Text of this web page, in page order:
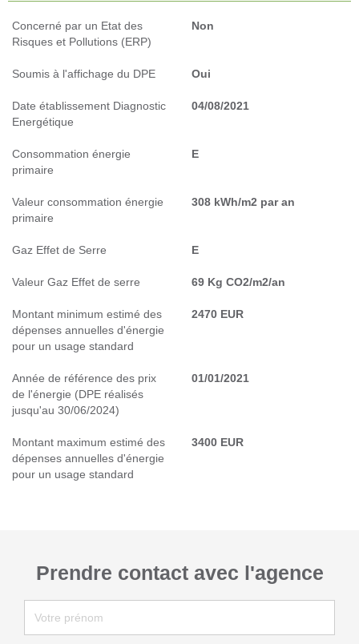
Concerné par un Etat des
Risques et Pollutions (ERP)
Non
Soumis à l'affichage du DPE Oui
Date établissement Diagnostic
Energétique
04/08/2021
Consommation énergie
primaire
E
Valeur consommation énergie
primaire
308 kWh/m2 par an
Gaz Effet de Serre E
Valeur Gaz Effet de serre 69 Kg CO2/m2/an
Montant minimum estimé des
dépenses annuelles d'énergie
pour un usage standard
2470 EUR
Année de référence des prix
de l'énergie (DPE réalisés
jusqu'au 30/06/2024)
01/01/2021
Montant maximum estimé des
dépenses annuelles d'énergie
pour un usage standard
3400 EUR
Prendre contact avec l'agence